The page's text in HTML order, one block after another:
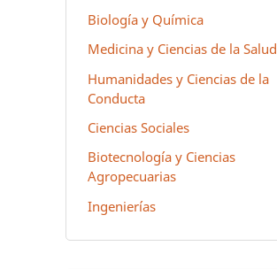
Biología y Química
Medicina y Ciencias de la Salud
Humanidades y Ciencias de la
Conducta
Ciencias Sociales
Biotecnología y Ciencias
Agropecuarias
Ingenierías